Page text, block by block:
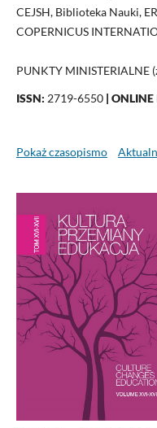
CEJSH, Biblioteka Nauki,
COPERNICUS
PUNKTY MINISTERIALNE
ISSN: 2719-6550| ONLINE
Pokaż czasopismo